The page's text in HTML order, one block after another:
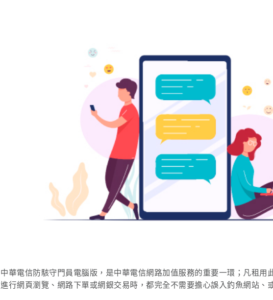
中華電信防駭守門員電腦版，是中華電信網路加值服務的重要一環；凡租用
進行網頁瀏覽、網路下單或網銀交易時，都完全不需要擔心誤入釣魚網站、